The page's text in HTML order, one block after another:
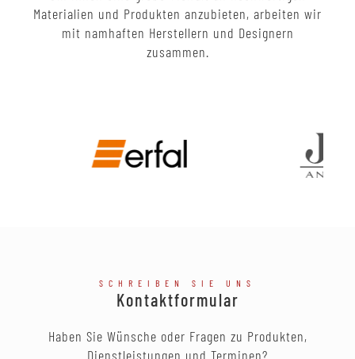
Materialien und Produkten anzubieten, arbeiten wir
mit namhaften Herstellern und Designern
zusammen.
SCHREIBEN SIE UNS
Kontaktformular
Haben Sie Wünsche oder Fragen zu Produkten,
Dienstleistungen und Terminen?